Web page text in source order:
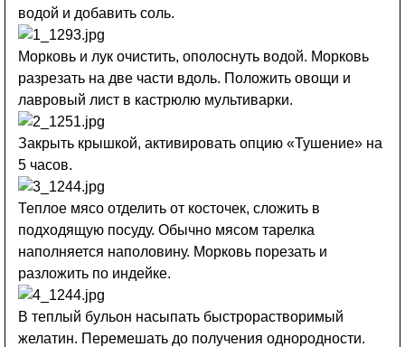
водой и добавить соль.
Морковь и лук очистить, ополоснуть водой. Морковь
разрезать на две части вдоль. Положить овощи и
лавровый лист в кастрюлю мультиварки.
Закрыть крышкой, активировать опцию «Тушение» на
5 часов.
Теплое мясо отделить от косточек, сложить в
подходящую посуду. Обычно мясом тарелка
наполняется наполовину. Морковь порезать и
разложить по индейке.
В теплый бульон насыпать быстрорастворимый
желатин. Перемешать до получения однородности.